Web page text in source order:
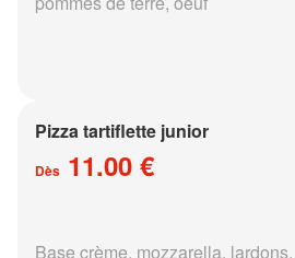
Pizza tartiflette junior
Dès 11.00 €
Base crème, mozzarella,